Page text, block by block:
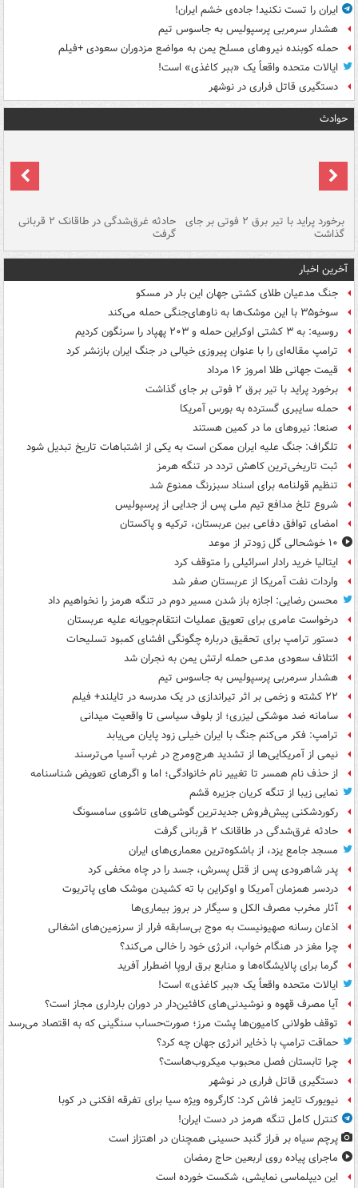
ایران را تست نکنید! جاده‌ی خشم ایران!
هشدار سرمربی پرسپولیس به جاسوس تیم
حمله کوبنده نیروهای مسلح یمن به مواضع مزدوران سعودی +فیلم
ایالات متحده واقعاً یک «ببر کاغذی» است!
دستگیری قاتل فراری در نوشهر
حوادث
برخورد پراید با تیر برق ۲ فوتی بر جای
گذاشت
حادثه غرق‌شدگی در طاقانک ۲ قربانی
گرفت
آخرین اخبار
جنگ مدعیان طلای کشتی جهان این بار در مسکو
سوخو۳۵ با این موشک‌ها به ناوهای‌جنگی حمله می‌کند
روسیه: به ۳ کشتی اوکراین حمله و ۲۰۳ پهپاد را سرنگون کردیم
ترامپ مقاله‌ای را با عنوان پیروزی خیالی در جنگ ایران بازنشر کرد
قیمت جهانی طلا امروز ۱۶ مرداد
برخورد پراید با تیر برق ۲ فوتی بر جای گذاشت
حمله سایبری گسترده به بورس آمریکا
صنعا: نیروهای ما در کمین‌ هستند
تلگراف: جنگ علیه ایران ممکن است به یکی از اشتباهات تاریخ تبدیل شود
ثبت تاریخی‌ترین کاهش تردد در تنگه هرمز
تنظیم قولنامه برای اسناد سبزرنگ ممنوع شد
شروع تلخ مدافع تیم ملی پس از جدایی از پرسپولیس
امضای توافق دفاعی بین عربستان، ترکیه و پاکستان
۱۰ خوشحالی گل زودتر از موعد
ایتالیا خرید رادار اسرائیلی را متوقف کرد
واردات نفت آمریکا از عربستان صفر شد
محسن رضایی: اجازه باز شدن مسیر دوم در تنگه هرمز را نخواهیم داد
درخواست عامری برای تعویق عملیات انتقام‌جویانه علیه عربستان
دستور ترامپ برای تحقیق درباره چگونگی افشای کمبود تسلیحات
ائتلاف سعودی مدعی حمله ارتش یمن به نجران شد
هشدار سرمربی پرسپولیس به جاسوس تیم
۲۲ کشته و زخمی بر اثر تیراندازی در یک مدرسه در تایلند+ فیلم
سامانه ضد موشکی لیزری؛ از بلوف سیاسی تا واقعیت میدانی
ترامپ: فکر می‌کنم جنگ با ایران خیلی زود پایان می‌یابد
نیمی از آمریکایی‌ها از تشدید هرج‌ومرج در غرب آسیا می‌ترسند
از حذف نام همسر تا تغییر نام خانوادگی؛ اما و اگرهای تعویض شناسنامه
نمایی زیبا از تنگه کریان جزیره قشم
رکوردشکنی پیش‌فروش جدیدترین گوشی‌های تاشوی سامسونگ
حادثه غرق‌شدگی در طاقانک ۲ قربانی گرفت
مسجد جامع یزد، از باشکوه‌ترین معماری‌های ایران
پدر شاهرودی پس از قتل پسرش، جسد را در چاه مخفی کرد
دردسر همزمان آمریکا و اوکراین با ته کشیدن موشک های پاتریوت
آثار مخرب مصرف الکل و سیگار در بروز بیماری‌ها
اذعان رسانه صهیونیست به موج بی‌سابقه فرار از سرزمین‌های اشغالی
چرا مغز در هنگام خواب، انرژی خود را خالی می‌کند؟
گرما برای پالایشگاه‌ها و منابع برق اروپا اضطرار آفرید
ایالات متحده واقعاً یک «ببر کاغذی» است!
آیا مصرف قهوه و نوشیدنی‌های کافئین‌دار در دوران بارداری مجاز است؟
توقف طولانی کامیون‌ها پشت مرز؛ صورت‌حساب سنگینی که به اقتصاد می‌رسد
حماقت ترامپ با ذخایر انرژی جهان چه کرد؟
چرا تابستان فصل محبوب میکروب‌هاست؟
دستگیری قاتل فراری در نوشهر
نیویورک تایمز فاش کرد: کارگروه ویژه سیا برای تفرقه افکنی در کوبا
کنترل کامل تنگه هرمز در دست ایران!
پرچم سیاه بر فراز گنبد حسینی همچنان در اهتزاز است
ماجرای پیاده روی اربعین حاج رمضان
این دیپلماسی نمایشی، شکست خورده است